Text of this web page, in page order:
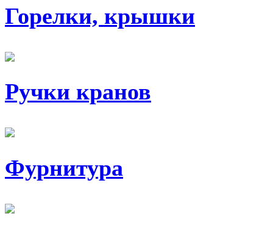
Горелки, крышки
Ручки кранов
Фурнитура